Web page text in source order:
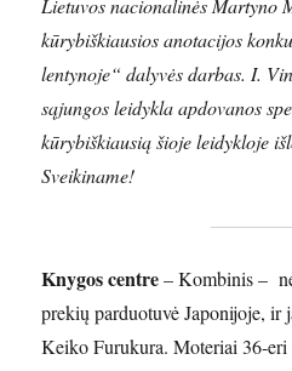
Lietuvos nacionalinės Martyno
kūrybiškiausios anotacijos
lentynoje“ dalyvės darbas. I.
sąjungos leidykla apdovanos
kūrybiškiausią šioje leidykloje
Sveikiname!
Knygos centre– Kombinis –
prekių parduotuvė Japonijoje, ir
Keiko Furukura. Moteriai 36-